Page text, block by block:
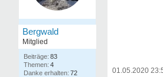
Bergwald
Mitglied
83
4
72
01.05.2020